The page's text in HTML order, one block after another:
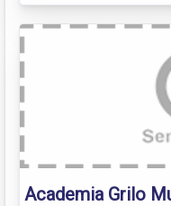
Academia Grilo